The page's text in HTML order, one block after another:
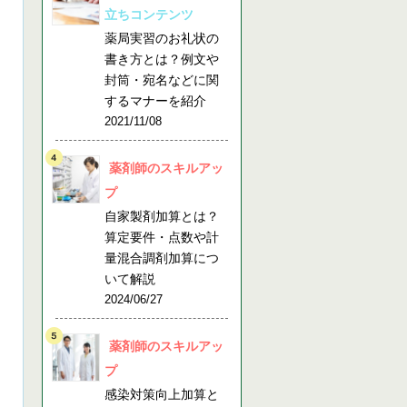
立ちコンテンツ
薬局実習のお礼状の
書き方とは？例文や
封筒・宛名などに関
するマナーを紹介
2021/11/08
薬剤師のスキルアッ
プ
自家製剤加算とは？
算定要件・点数や計
量混合調剤加算につ
いて解説
2024/06/27
薬剤師のスキルアッ
プ
感染対策向上加算と